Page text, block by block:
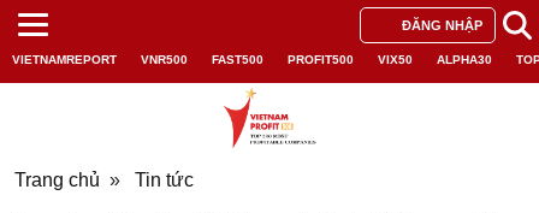
VIETNAMREPORT VNR500 FAST500 PROFIT500 VIX50 ALPHA30
ĐĂNG NHẬP
Trang chủ » Tin tức